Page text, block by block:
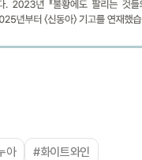
아 #화이트와인